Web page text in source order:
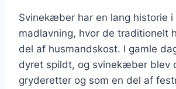
Svinekæber har en lang historie i
madlavning, hvor de traditionelt
del af husmandskost. I gamle
dyret spildt, og svinekæber blev
gryderetter og som en del af